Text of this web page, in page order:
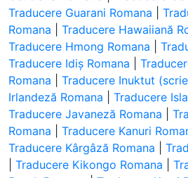
Traducere Guarani Romana |
Romana |Traducere Hawaiiană
Traducere Hmong Romana |
Traducere Idiș Romana |
Romana |Traducere Inuktut
Irlandeză Romana |Traducere
Traducere Javaneză Romana |
Romana |Traducere Kanuri
Traducere Kârgâză Romana |
|Traducere Kikongo Romana |